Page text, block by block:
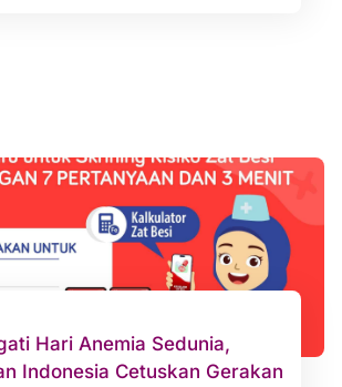
Hari Anemia Sedunia,
Indonesia Cetuskan Gerakan